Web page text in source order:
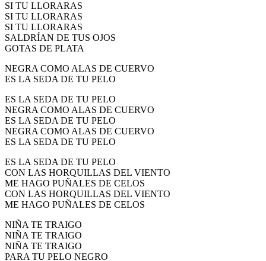
SI TU LLORARAS
SI TU LLORARAS
SI TU LLORARAS
SALDRÍAN DE TUS OJOS
GOTAS DE PLATA
NEGRA COMO ALAS DE CUERVO
ES LA SEDA DE TU PELO
ES LA SEDA DE TU PELO
NEGRA COMO ALAS DE CUERVO
ES LA SEDA DE TU PELO
NEGRA COMO ALAS DE CUERVO
ES LA SEDA DE TU PELO
ES LA SEDA DE TU PELO
CON LAS HORQUILLAS DEL VIENTO
ME HAGO PUÑALES DE CELOS
CON LAS HORQUILLAS DEL VIENTO
ME HAGO PUÑALES DE CELOS
NIÑA TE TRAIGO
NIÑA TE TRAIGO
NIÑA TE TRAIGO
PARA TU PELO NEGRO